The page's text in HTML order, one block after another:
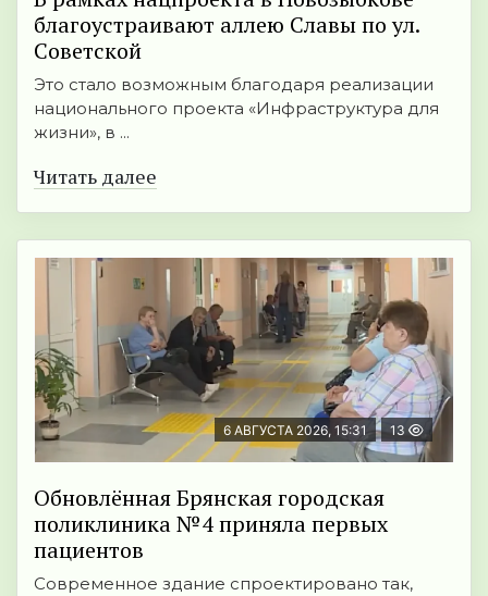
благоустраивают аллею Славы по ул.
Советской
Это стало возможным благодаря реализации
национального проекта «Инфраструктура для
жизни», в ...
Читать далее
6 АВГУСТА 2026, 15:31 13
Обновлённая Брянская городская
поликлиника №4 приняла первых
пациентов
Современное здание спроектировано так,